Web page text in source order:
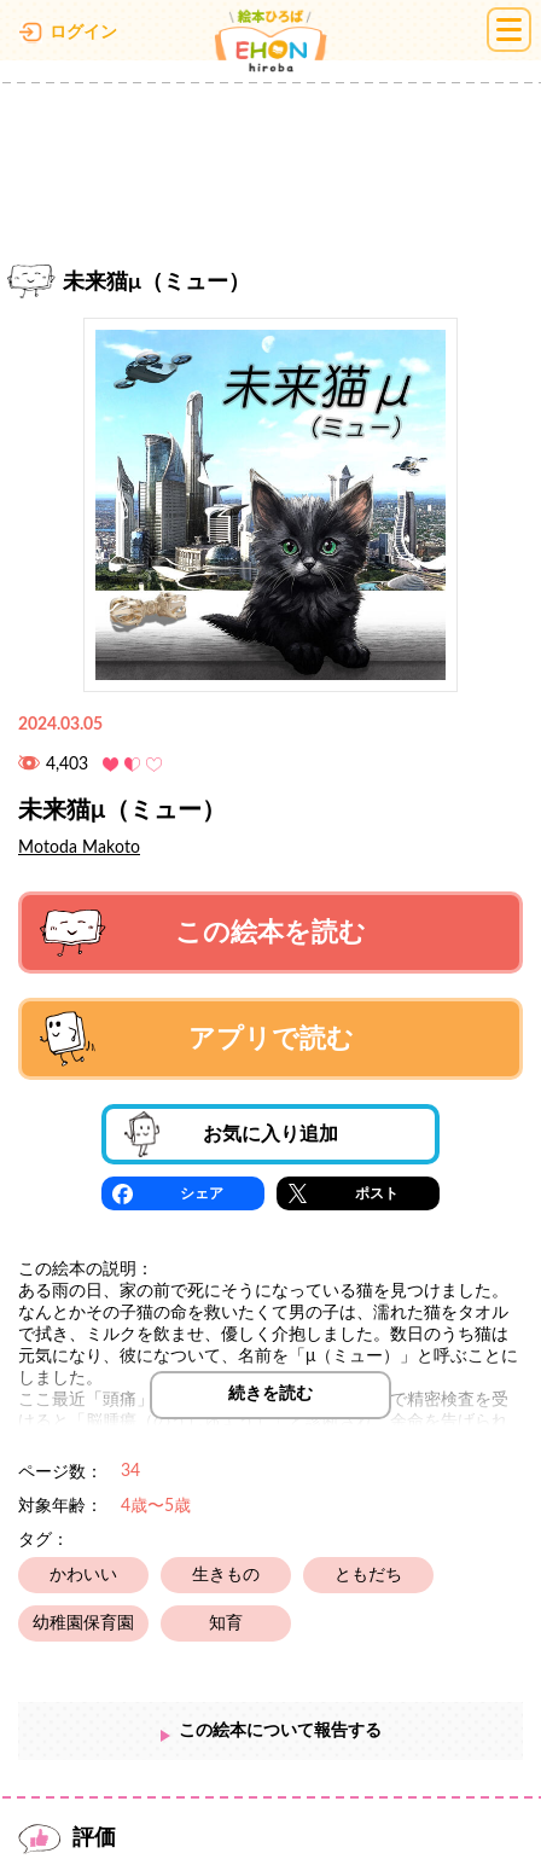
ログイン 絵本ひろば
未来猫μ（ミュー）
2024.03.05
4,403
未来猫μ（ミュー）
Motoda Makoto
この絵本を読む
アプリで読む
お気に入り追加
シェア ポスト
この絵本の説明：
ある雨の日、家の前で死にそうになっている猫を見つけました。
なんとかその子猫の命を救いたくて男の子は、濡れた猫をタオル
で拭き、ミルクを飲ませ、優しく介抱しました。数日のうち猫は
元気になり、彼になついて、名前を「μ（ミュー）」と呼ぶことに
しました。
ここ最近「頭痛」や「吐き気」が気になり、病院で精密検査を受
けると「脳腫瘍（のうしゅよう）」と診断され、余命を告げられ
ある日、病室の窓から見ていた「μ（ミュー）」について行くと、
ともない医療機器、会話が、AIのような受け答えの人工的な医
師、朦朧（もうろう）とする意識の中、夢か、現実か、判断する
ことができない状態で、手術を受けることになります。やがて男
の子は目を覚ますと、病室のベッドに横たわっていました。次の
日、再検査の結果、驚くことが起きました。担当している医師
が、モニターを見ながら不思議な顔をしています。前回、はっき
りと見えていた「腫瘍（しゅよう）」が、どこにも見えないので
猫との出会いや未来の空間は現実なのか、それとも夢の中の出来
続きを読む
ページ数： 34
対象年齢：
4歳〜5歳
タグ：
かわいい 生きもの ともだち
幼稚園保育園 知育
この絵本について報告する
評価